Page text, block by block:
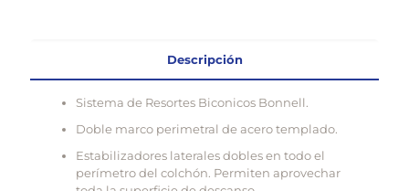
Descripción
Sistema de Resortes Biconicos Bonnell.
Doble marco perimetral de acero templado.
Estabilizadores laterales dobles en todo el
perímetro del colchón. Permiten aprovechar